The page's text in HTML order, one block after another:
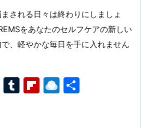
される日々は終わりにしましょ
をあなたのセルフケアの新しい
、軽やかな毎日を手に入れません
Bl T
Fl R